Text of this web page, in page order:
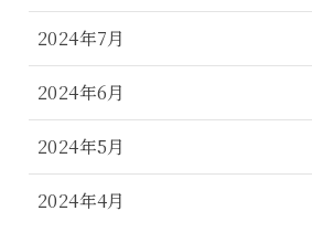
2024年7月
2024年6月
2024年5月
2024年4月